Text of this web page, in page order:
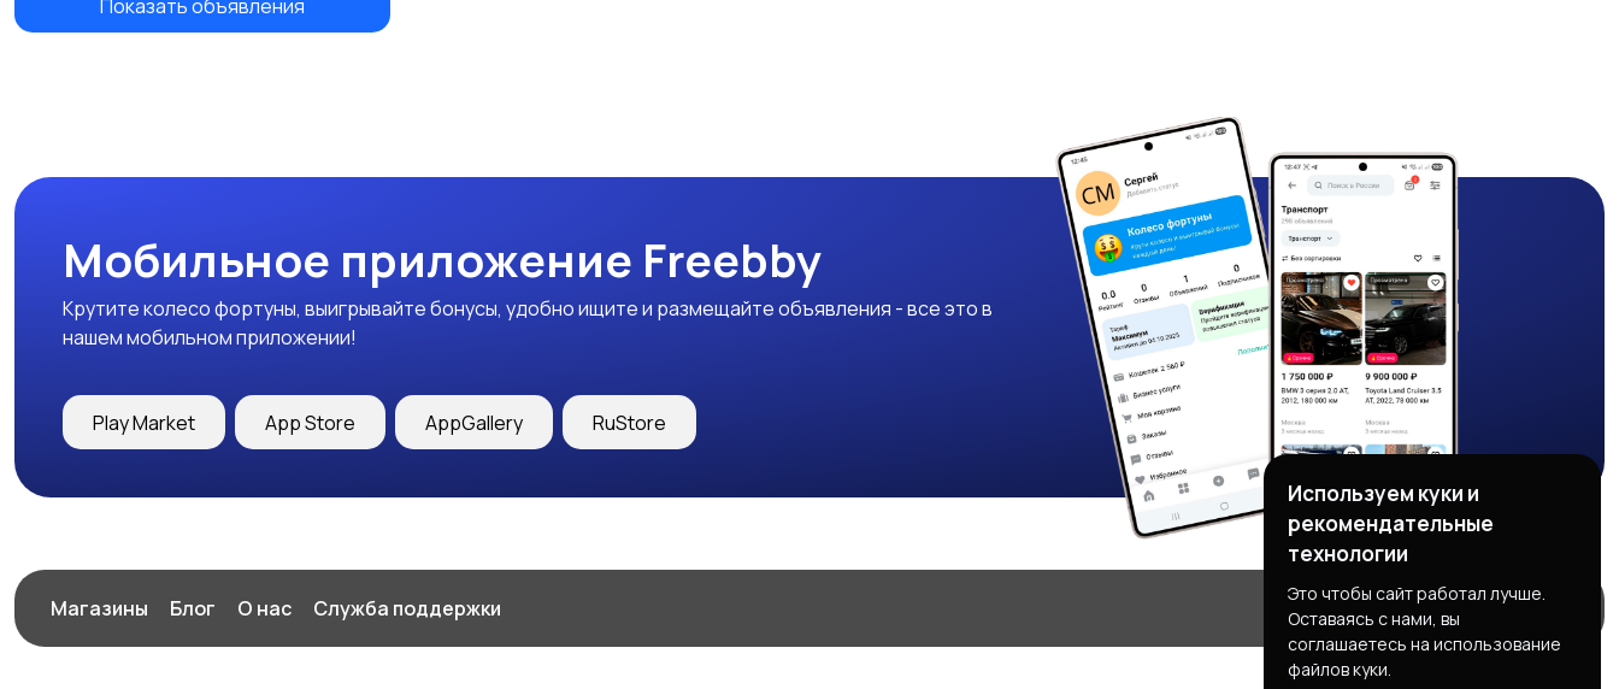
Показать объявления
Мобильное приложение Freebby
Крутите колесо фортуны, выигрывайте бонусы, удобно ищите и размещайте объявления - все это в
нашем мобильном приложении!
Play Market App Store AppGallery RuStore
Магазины Блог О нас Служба поддержки
Используем куки и
рекомендательные
технологии
Это чтобы сайт работал лучше.
Оставаясь с нами, вы
соглашаетесь на использование
файлов куки.